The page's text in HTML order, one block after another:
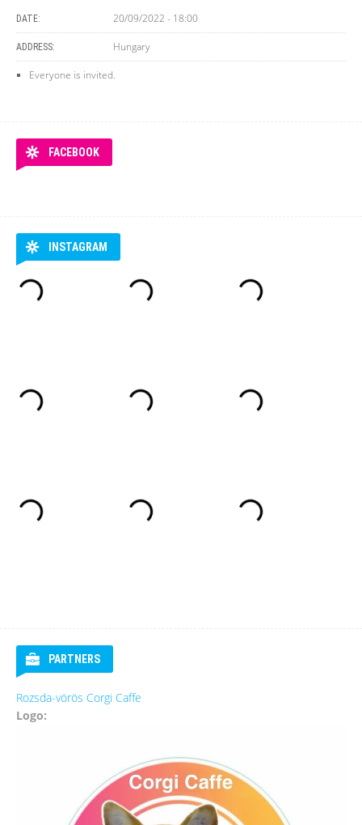
DATE: 20/09/2022 - 18:00
ADDRESS: Hungary
Everyone is invited.
FACEBOOK
INSTAGRAM
PARTNERS
Rozsda-vörös Corgi Caffe
Logo: